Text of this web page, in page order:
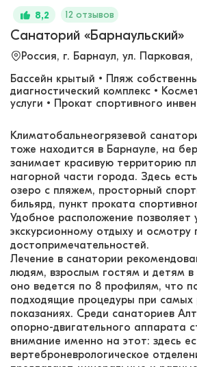
8,2 12 отзывов
Санаторий «Барнаульский»
Россия, г. Барнаул, ул. Парковая,
Бассейн крытый • Пляж
диагностический комплекс •
услуги • Прокат спортивного
Климатобальнеогрязевой
тоже находится в Барнауле, на
занимает красивую территорию
нагорной части города. Здесь
озеро с пляжем, просторный
бильярд, пункт проката
Удобное расположение позволяет
экскурсионному отдыху и осмотру
достопримечательностей.
Лечение в санатории
людям, взрослым гостям и детям в
оно ведется по 8 профилям, что
подходящие процедуры при самых
показаниях. Среди санаториев
опорно-двигательного аппарата
внимание именно на этот: здесь
вертеброневрологическое